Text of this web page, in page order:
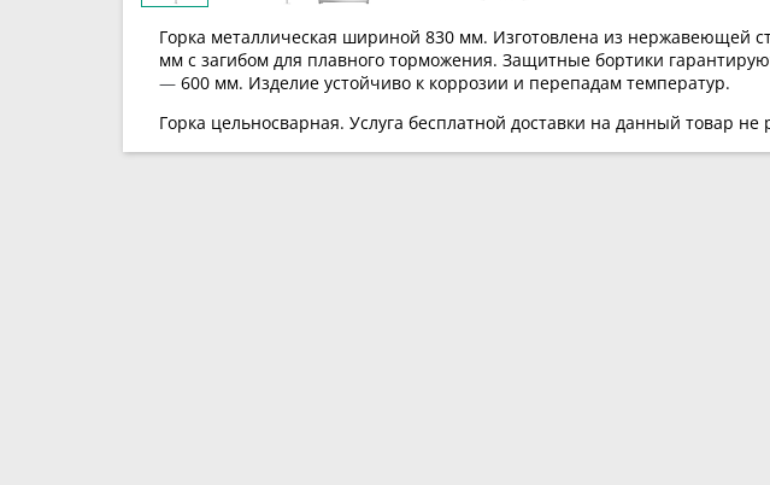
Горка металлическая шириной 830 мм. Изготовлена из нержавеющей
мм с загибом для плавного торможения. Защитные бортики
— 600 мм. Изделие устойчиво к коррозии и перепадам температур.
Горка цельносварная. Услуга бесплатной доставки на данный товар не